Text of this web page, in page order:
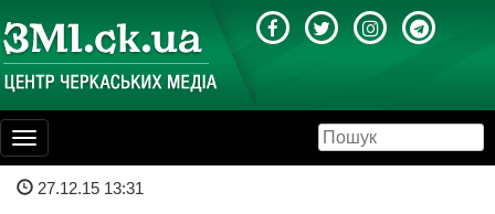
Toggle
navigation
27.12.15 13:31